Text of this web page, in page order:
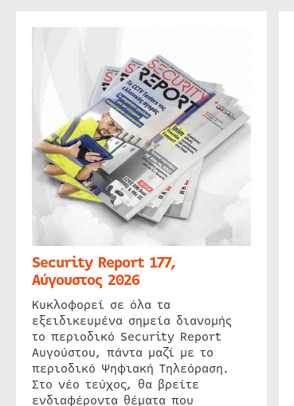
Security Report 177,
Αύγουστος 2026
Κυκλοφορεί σε όλα τα
εξειδικευμένα σημεία διανομής
το περιοδικό Security Report
Αυγούστου, πάντα μαζί με το
περιοδικό Ψηφιακή Τηλεόραση.
Στο νέο τεύχος, θα βρείτε
ενδιαφέροντα θέματα που